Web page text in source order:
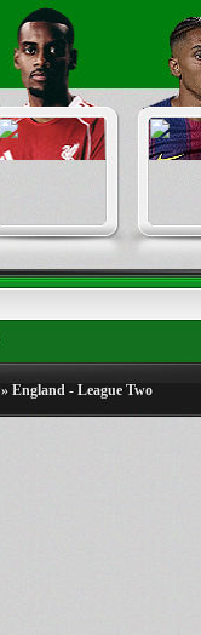
» England - League Two